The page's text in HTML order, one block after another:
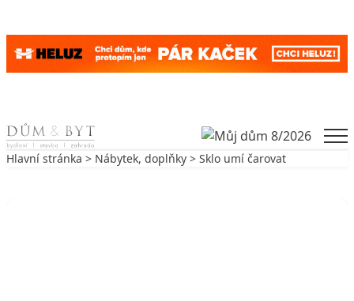
Skip to content
Hlavní stránka > Nábytek, doplňky > Sklo umí čarovat